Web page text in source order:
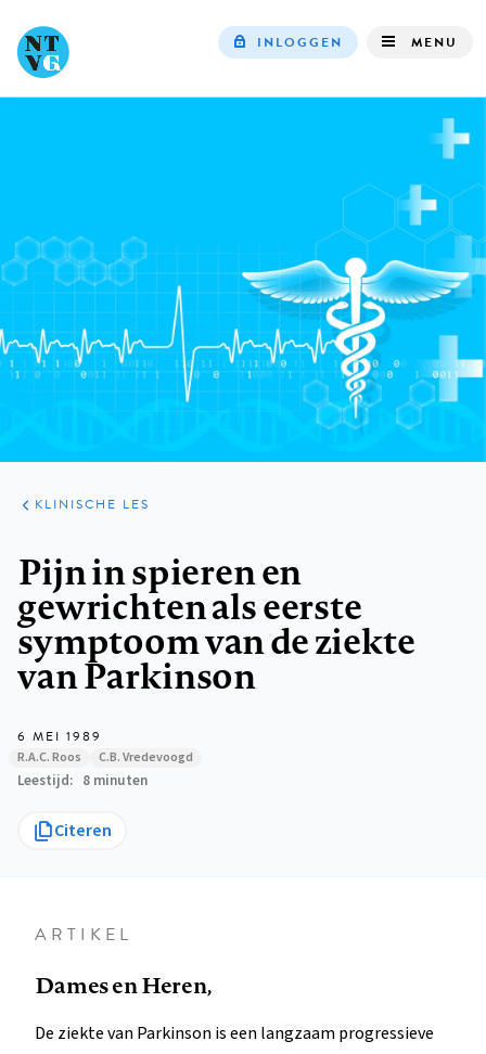
navigation
INLOGGEN MENU
ARTIKELEN
PRAKTIJK
KLINISCHE LES
Pijn in spieren en
gewrichten als eerste
symptoom van de ziekte
van Parkinson
6 MEI 1989
R.A.C. Roos C.B. Vredevoogd
Leestijd 8 minuten
Citeren
ARTIKEL
Dames en Heren,
De ziekte van Parkinson is een langzaam progressieve